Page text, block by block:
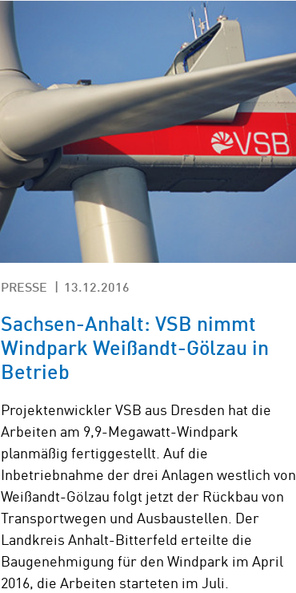
PRESSE 13.12.2016
Sachsen-Anhalt: VSB nimmt
Windpark Weißandt-Gölzau in
Betrieb
Projektenwickler VSB aus Dresden hat die
Arbeiten am 9,9-Megawatt-Windpark
planmäßig fertiggestellt. Auf die
Inbetriebnahme der drei Anlagen westlich von
Weißandt-Gölzau folgt jetzt der Rückbau von
Transportwegen und Ausbaustellen. Der
Landkreis Anhalt-Bitterfeld erteilte die
Baugenehmigung für den Windpark im April
2016, die Arbeiten starteten im Juli.